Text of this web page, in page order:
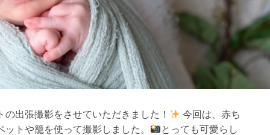
出張撮影をさせていただきました！
今回は、赤ち
トや籠を使って撮影しました。
とっても可愛らし